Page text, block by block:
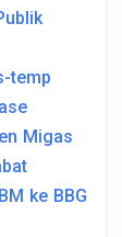
temp
Migas
ke BBG